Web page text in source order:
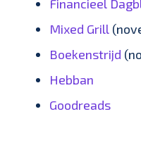
Financieel
Mixed Grill
Boekenstrijd
Hebban
Goodreads